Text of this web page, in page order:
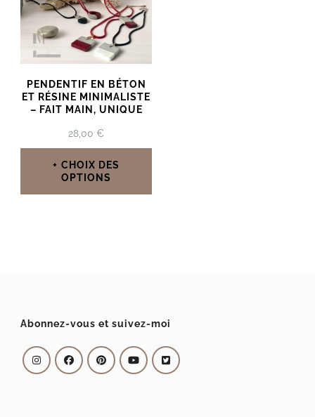
PENDENTIF EN BÉTON
ET RÉSINE MINIMALISTE
– FAIT MAIN, UNIQUE
28,00€
CHOIX DES
OPTIONS
Les
options
peuvent
Abonnez-vous et suivez-moi